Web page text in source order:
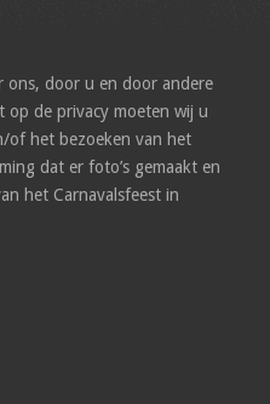
ons, door u en door andere
op de privacy moeten wij u
of het bezoeken van het
dat er foto’s gemaakt en
het Carnavalsfeest in